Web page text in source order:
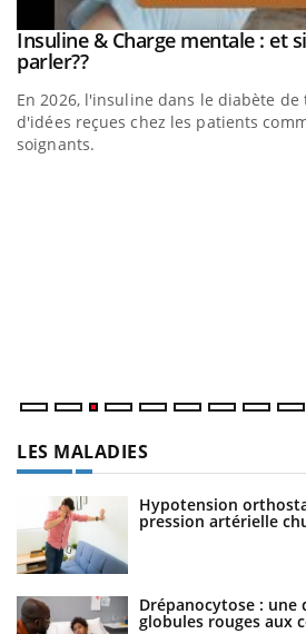
Youtube
Insuline & Charge mentale : et
parler??Youtube
En 2026, l'insuline dans le diabète
d'idées reçues chez les patients
soignants.
Youtube
Eczéma Chronique des Mains :
l’été !Youtube
L'été arrive… et avec lui, un tout
Vacances, plage, piscine, soleil,
mains sont ...
LES MALADIES
Hypotension
pression artérielle
Drépanocytose :
globules rouges aux